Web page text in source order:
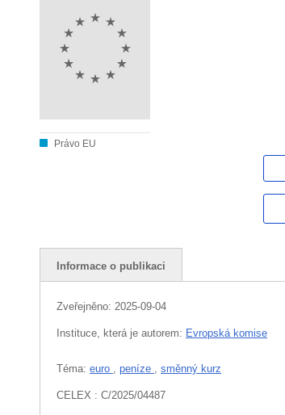
Právo EU
Informace o publikaci
Zveřejněno: 2025-09-04
Instituce, která je autorem: Evropská komise
Téma: euro , peníze , směnný kurz
CELEX : C/2025/04487